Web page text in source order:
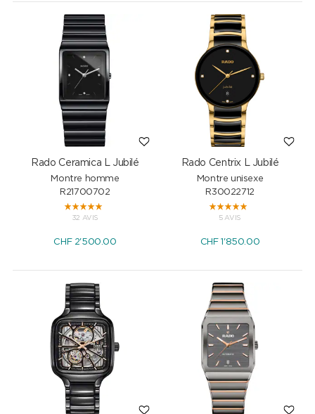
Rado Ceramica L Jubilé
Montre homme
R21700702
32 AVIS
CHF 2'500.00
Rado Centrix L Jubilé
Montre unisexe
R30022712
5 AVIS
CHF 1'850.00